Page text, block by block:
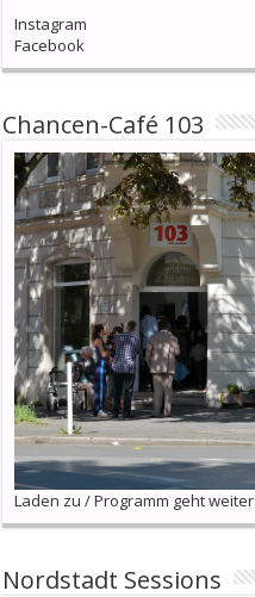
Instagram
Facebook
Chancen-Café 103
Laden zu / Programm geht weiter
Nordstadt Sessions